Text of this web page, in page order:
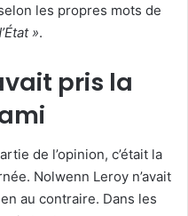
les propres mots de
».
pris la
de l’opinion, c’était la
Nolwenn Leroy n’avait
au contraire. Dans les